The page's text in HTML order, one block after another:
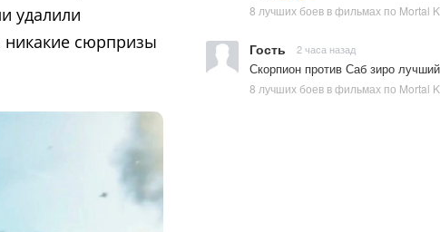
Гость 2 часа назад
Скорпион против Саб зиро
удалили
никакие сюрпризы